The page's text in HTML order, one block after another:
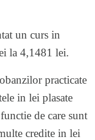
un curs in
la 4,1481 lei.
practicate
in lei plasate
de care sunt
credite in lei